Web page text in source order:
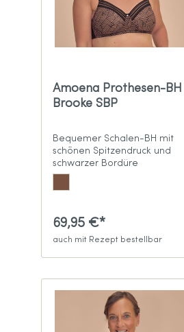
Amoena Prothesen-BH
Brooke SBP
Bequemer Schalen-BH mit
schönen Spitzendruck und
schwarzer Bordüre
69,95 €*
auch mit Rezept bestellbar